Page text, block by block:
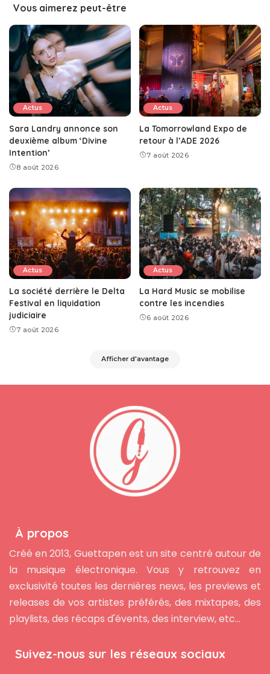
Vous aimerez peut-être
Actus
Sara Landry annonce son
deuxième album ‘Divine
Intention’
8 août 2026
Actus
La Tomorrowland Expo de
retour à l’ADE 2026
7 août 2026
Actus
La société derrière le Delta
Festival en liquidation
judiciaire
7 août 2026
Actus
La Hard Music se mobilise
contre les incendies
6 août 2026
Afficher d'avantage
À propos
Créé en 2013, Guettapen est un site centré autour de
la musique électronique. Vous y retrouvez en
exclusivité toutes les dernières news, les previews et
releases de vos artistes préférés, des mixtapes, des
playlists, des récaps d'évents, des interview, etc...
Suivez-nous sur les réseaux sociaux